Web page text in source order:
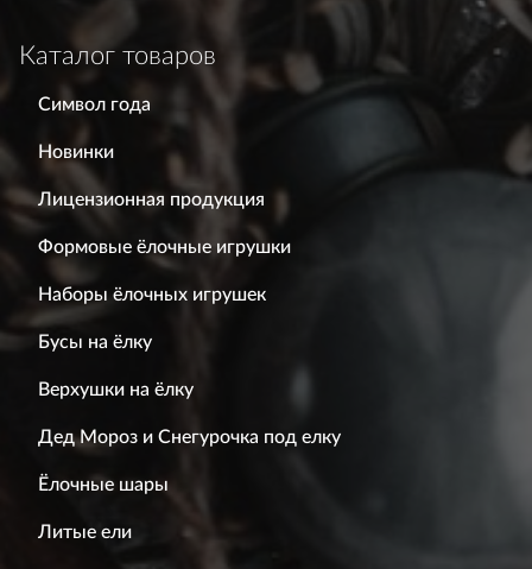
Каталог товаров
Символ года
Новинки
Лицензионная продукция
Формовые ёлочные игрушки
Наборы ёлочных игрушек
Бусы на ёлку
Верхушки на ёлку
Дед Мороз и Снегурочка под елку
Ёлочные шары
Литые ели